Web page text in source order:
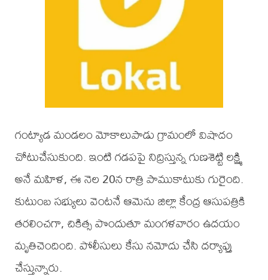
గంట్యాడ మండలం మోకాలుపాడు గ్రామంలో విషాదం
చోటుచేసుకుంది. ఇంటి గడపపై నిద్రిస్తున్న గుణశెట్టి లక్ష్మి
అనే మహిళ, ఈ నెల 20న రాత్రి పాముకాటుకు గురైంది.
కుటుంబ సభ్యులు వెంటనే ఆమెను జిల్లా కేంద్ర ఆసుపత్రికి
తరలించగా, చికిత్స పొందుతూ మంగళవారం ఉదయం
మృతిచెందింది. పోలీసులు కేసు నమోదు చేసి దర్యాప్తు
చేస్తున్నారు.